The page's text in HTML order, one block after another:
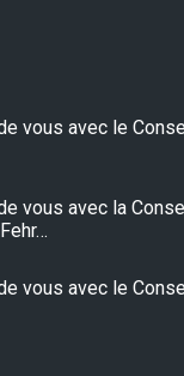
vous avec le
vous avec la
vous avec le